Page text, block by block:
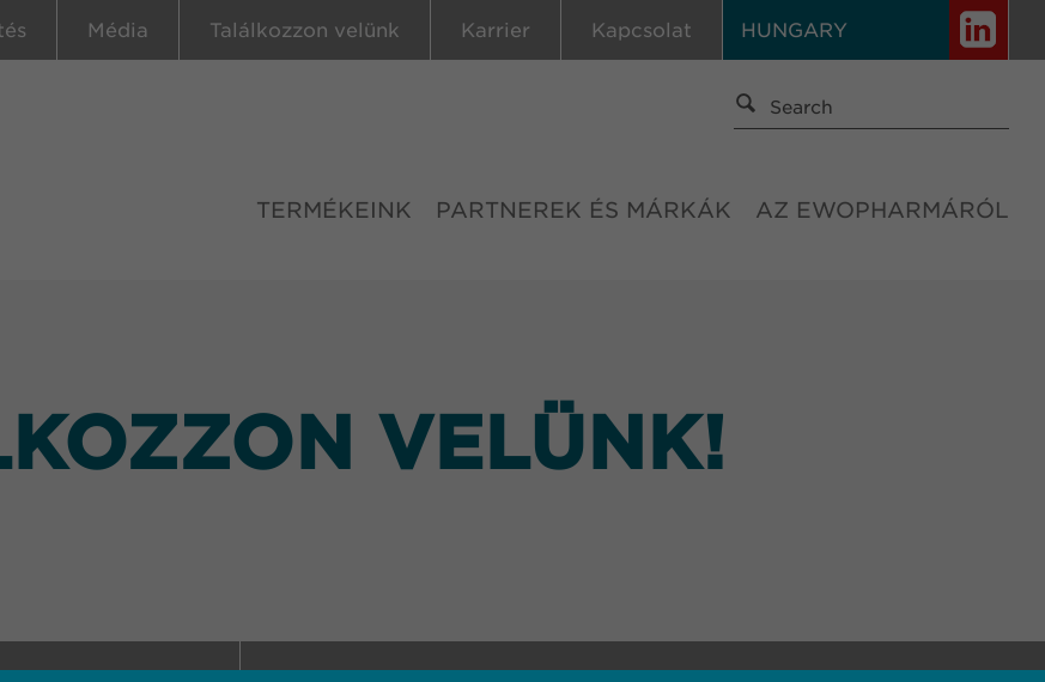
HUNGARY
Média Találkozzon velünk Karrier Kapcsolat
TERMÉKEINK PARTNEREK ÉS MÁRKÁK AZ EWOPHARMÁRÓL
VELÜNK!